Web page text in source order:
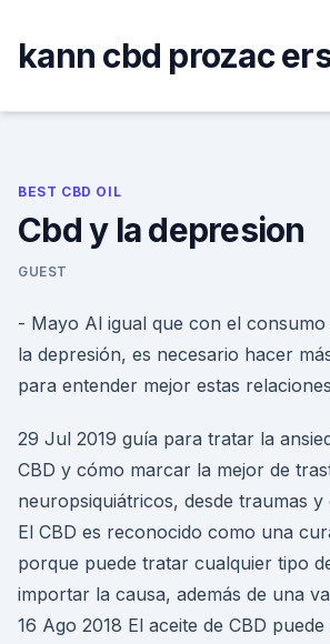
content
kann cbd prozac
BEST CBD OIL
Cbd y la depresion
GUEST
- Mayo Al igual que con el
la depresión, es necesario hacer
para entender mejor estas
29 Jul 2019 guía para tratar la
CBD y cómo marcar la mejor de
neuropsiquiátricos, desde traumas y
El CBD es reconocido como una
porque puede tratar cualquier tipo
importar la causa, además de una
16 Ago 2018 El aceite de CBD